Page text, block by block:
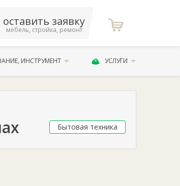
оставить заявку
мебель, стройка, ремонт
ИНСТРУМЕНТ УСЛУГИ
Бытовая техника